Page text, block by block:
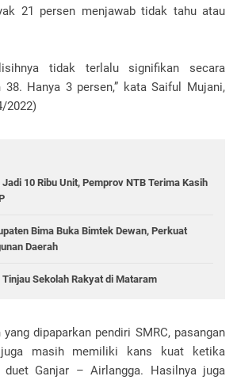
21 persen menjawab tidak tahu atau
tidak terlalu signifikan secara
Hanya 3 persen,” kata Saiful Mujani,
2022)
10 Ribu Unit, Pemprov NTB Terima Kasih
Bima Buka Bimtek Dewan, Perkuat
Daerah
Sekolah Rakyat di Mataram
dipaparkan pendiri SMRC, pasangan
masih memiliki kans kuat ketika
duet Ganjar – Airlangga. Hasilnya juga